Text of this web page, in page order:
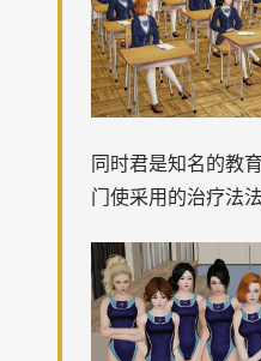
同时君是知名的教
门使采用的治疗法